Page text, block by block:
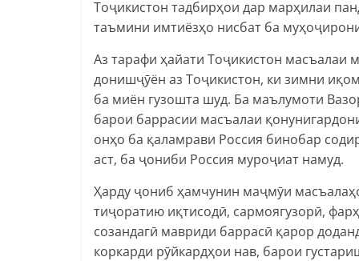
Тоҷикистон тадбирҳои дар марҳилаи
таъмини имтиёзҳо нисбат ба
Аз тарафи ҳайати Тоҷикистон
донишҷӯён аз Тоҷикистон, ки зимни
ба миён гузошта шуд. Ба маълумоти
барои баррасии масъалаи
онҳо ба қаламрави Россия бинобар
аст, ба ҷониби Россия муроҷиат намуд.
Ҳарду ҷониб ҳамчунин маҷмӯи
тиҷоратию иқтисодӣ, сармоягузорӣ,
созандагӣ мавриди баррасӣ қарор
коркарди рӯйкардҳои нав, барои